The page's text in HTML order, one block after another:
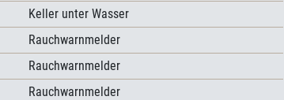
Keller unter Wasser
Rauchwarnmelder
Rauchwarnmelder
Rauchwarnmelder